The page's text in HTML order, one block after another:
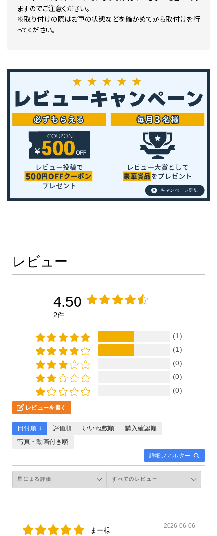
ますのでご注意ください。
※取り付けの際はお車の状態などを確かめてから取付けを行
ってください。
レビュー
4.50
2件
(1)
(1)
(0)
(0)
(0)
レビューを書く
詳細フィルター
日付順 ↓ 評価順 いいね数順
購入確認順
写真・動画付き順
まー様
2026-06-06